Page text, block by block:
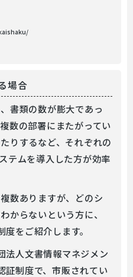
場合
書類の数が膨大であっ
数の部署にまたがってい
りするなど、それぞれの
テムを導入した方が効率
数ありますが、どのシ
からないという方に、
度をご紹介します。
法人文書情報マネジメン
証制度で、市販されてい